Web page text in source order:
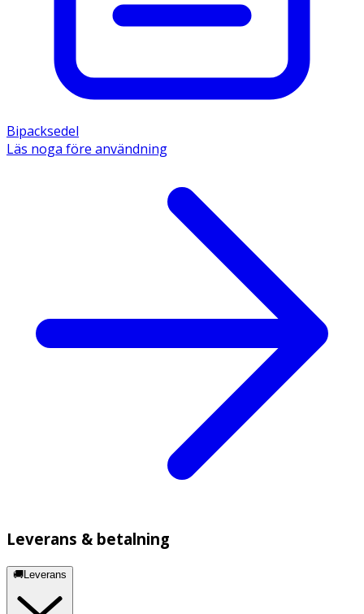
Bipacksedel
Läs noga före användning
Leverans & betalning
🚚Leverans